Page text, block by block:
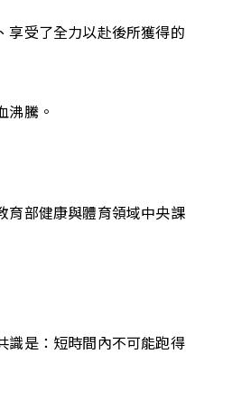
享受了全力以赴後所獲得的
沸騰。
育部健康與體育領域中央課
識是：短時間內不可能跑得